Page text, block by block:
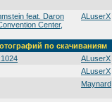
feat. Daron
Center,
ALuserX
по скачиваниям
ALuserX
ALuserX
Maynard